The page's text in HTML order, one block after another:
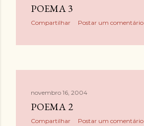
POEMA 3
Compartilhar Postar um comentário
novembro 16, 2004
POEMA 2
Compartilhar Postar um comentário